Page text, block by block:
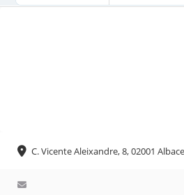
C. Vicente Aleixandre, 8, 02001